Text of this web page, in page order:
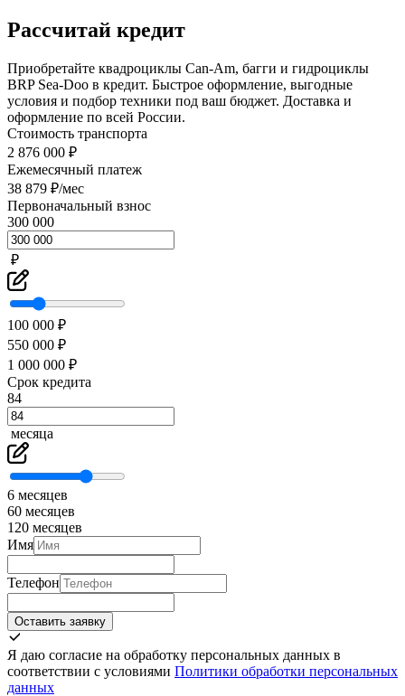
Рассчитай кредит
Приобретайте квадроциклы Can-Am, багги и гидроциклы
BRP Sea-Doo в кредит. Быстрое оформление, выгодные
условия и подбор техники под ваш бюджет. Доставка и
оформление по всей России.
Стоимость транспорта
2 876 000 ₽
Ежемесячный платеж
38 879 ₽/мес
Первоначальный взнос
300 000
₽
100 000 ₽
550 000 ₽
1 000 000 ₽
Срок кредита
84
месяца
6 месяцев
60 месяцев
120 месяцев
Имя
Телефон
Оставить заявку
Я даю согласие на обработку персональных данных в
соответствии с условиями Политики обработки персональных
данных